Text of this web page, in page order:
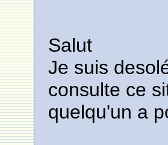
Salut
Je suis
consulte ce
quelqu'un a